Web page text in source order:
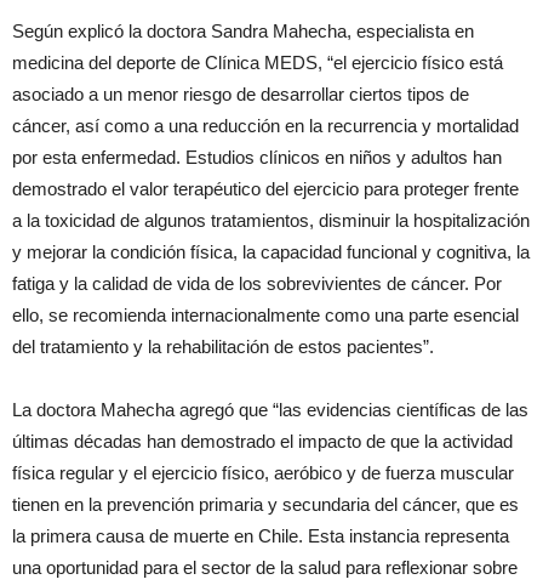
Según explicó la doctora Sandra Mahecha, especialista en
medicina del deporte de Clínica MEDS, “el ejercicio físico está
asociado a un menor riesgo de desarrollar ciertos tipos de
cáncer, así como a una reducción en la recurrencia y mortalidad
por esta enfermedad. Estudios clínicos en niños y adultos han
demostrado el valor terapéutico del ejercicio para proteger frente
a la toxicidad de algunos tratamientos, disminuir la hospitalización
y mejorar la condición física, la capacidad funcional y cognitiva, la
fatiga y la calidad de vida de los sobrevivientes de cáncer. Por
ello, se recomienda internacionalmente como una parte esencial
del tratamiento y la rehabilitación de estos pacientes”.
La doctora Mahecha agregó que “las evidencias científicas de las
últimas décadas han demostrado el impacto de que la actividad
física regular y el ejercicio físico, aeróbico y de fuerza muscular
tienen en la prevención primaria y secundaria del cáncer, que es
la primera causa de muerte en Chile. Esta instancia representa
una oportunidad para el sector de la salud para reflexionar sobre